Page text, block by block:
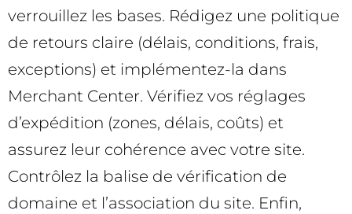
verrouillez les bases. Rédigez une politique
de retours claire (délais, conditions, frais,
exceptions) et implémentez-la dans
Merchant Center. Vérifiez vos réglages
d’expédition (zones, délais, coûts) et
assurez leur cohérence avec votre site.
Contrôlez la balise de vérification de
domaine et l’association du site. Enfin,